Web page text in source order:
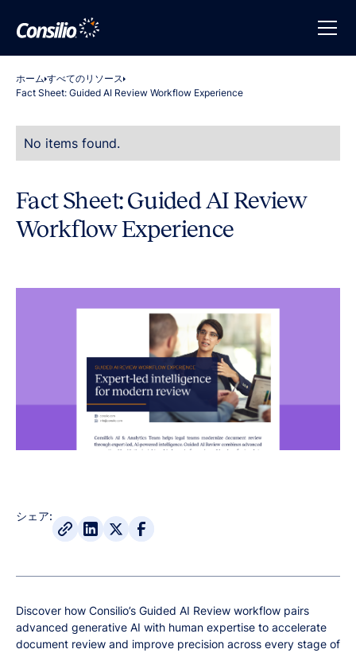
ホーム すべてのリソース
Fact Sheet: Guided AI Review Workflow Experience
No items found.
Fact Sheet: Guided AI Review
Workflow Experience
シェア:
Discover how Consilio’s Guided AI Review workflow pairs
advanced generative AI with human expertise to accelerate
document review and improve precision across every stage of